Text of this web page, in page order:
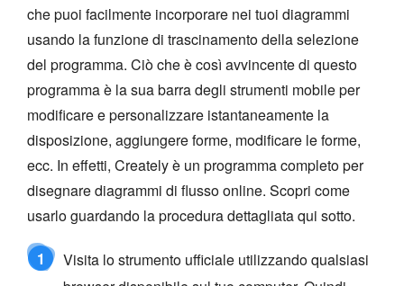
che puoi facilmente incorporare nei tuoi diagrammi
usando la funzione di trascinamento della selezione
del programma. Ciò che è così avvincente di questo
programma è la sua barra degli strumenti mobile per
modificare e personalizzare istantaneamente la
disposizione, aggiungere forme, modificare le forme,
ecc. In effetti, Creately è un programma completo per
disegnare diagrammi di flusso online. Scopri come
usarlo guardando la procedura dettagliata qui sotto.
1
Visita lo strumento ufficiale utilizzando qualsiasi